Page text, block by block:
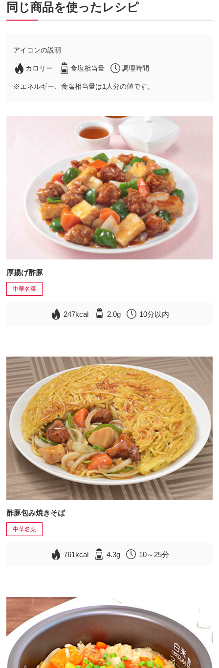
同じ商品を使ったレシピ
アイコンの説明
カロリー 食塩相当量 調理時間
※エネルギー、食塩相当量は1人分の値です。
厚揚げ酢豚
中華名菜
247kcal 2.0g 10分以内
酢豚包み焼きそば
中華名菜
761kcal 4.3g 10～25分